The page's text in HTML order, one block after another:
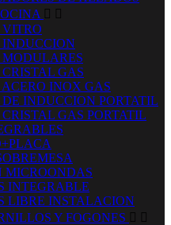
 
GAS
INOX GAS
INDUCCION PORTATIL
GAS PORTATIL
MICROONDAS
INTEGRABLE
LIBRE INSTALACION
Y FOGONES  